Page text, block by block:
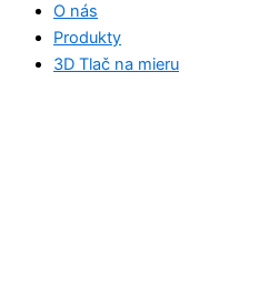
O nás
Produkty
3D Tlač na mieru